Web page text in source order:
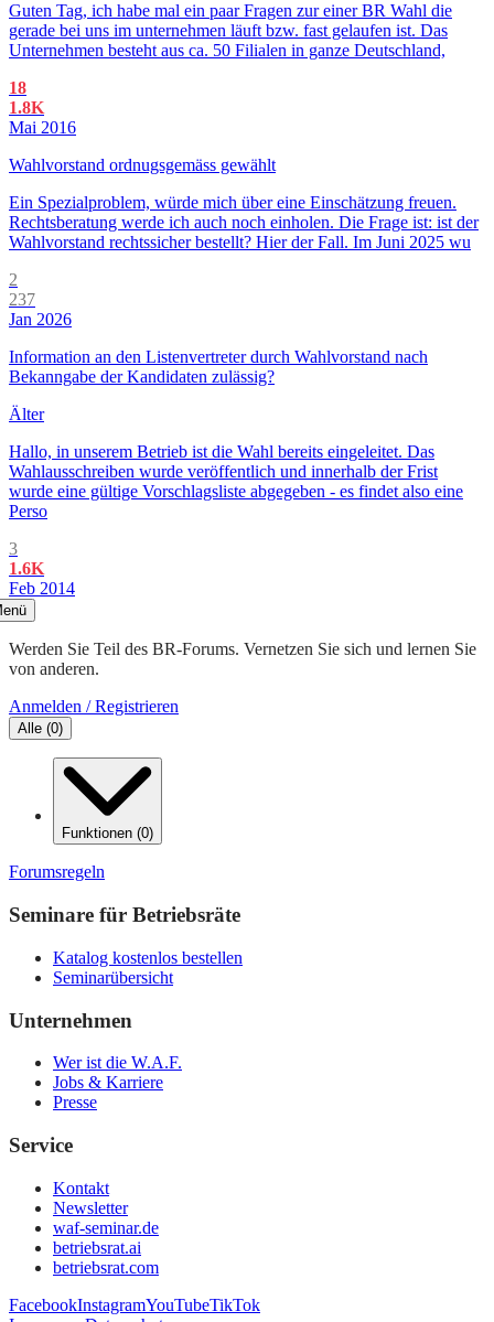
Guten Tag, ich habe mal ein paar Fragen zur einer BR Wahl die
gerade bei uns im unternehmen läuft bzw. fast gelaufen ist. Das
Unternehmen besteht aus ca. 50 Filialen in ganze Deutschland,
18
1.8K
Mai 2016
Wahlvorstand ordnugsgemäss gewählt
Ein Spezialproblem, würde mich über eine Einschätzung freuen.
Rechtsberatung werde ich auch noch einholen. Die Frage ist: ist der
Wahlvorstand rechtssicher bestellt? Hier der Fall. Im Juni 2025 wu
2
237
Jan 2026
Information an den Listenvertreter durch Wahlvorstand nach
Bekanngabe der Kandidaten zulässig?
Älter
Hallo, in unserem Betrieb ist die Wahl bereits eingeleitet. Das
Wahlausschreiben wurde veröffentlich und innerhalb der Frist
wurde eine gültige Vorschlagsliste abgegeben - es findet also eine
Perso
3
1.6K
Feb 2014
Werden Sie Teil des BR-Forums. Vernetzen Sie sich und lernen Sie
von anderen.
Anmelden / Registrieren
Alle (0)
Funktionen (0)
Forumsregeln
Seminare für Betriebsräte
Katalog kostenlos bestellen
Seminarübersicht
Unternehmen
Wer ist die W.A.F.
Jobs & Karriere
Presse
Service
Kontakt
Newsletter
waf-seminar.de
betriebsrat.ai
betriebsrat.com
FacebookInstagramYouTubeTikTok